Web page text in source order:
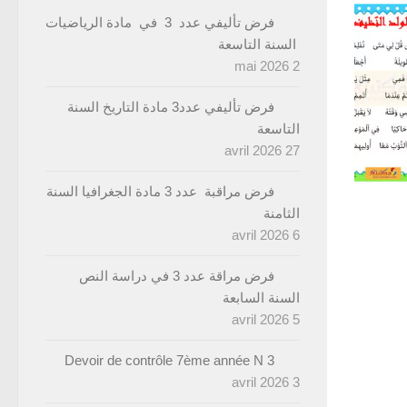
فرض تأليفي عدد 3 في مادة الرياضيات
السنة التاسعة
2 mai 2026
فرض تأليفي عدد3 مادة التاريخ السنة
التاسعة
27 avril 2026
فرض مراقبة عدد 3 مادة الجغرافيا السنة
الثامنة
6 avril 2026
فرض مراقة عدد 3 في دراسة النص
السنة السابعة
5 avril 2026
Devoir de contrôle 7ème année N 3
3 avril 2026